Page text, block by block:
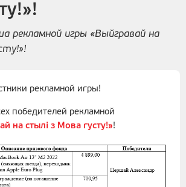
рекламной игры «Выйгравай на
рекламной игры!
победителей рекламной
на стылі з Мова густу!»!